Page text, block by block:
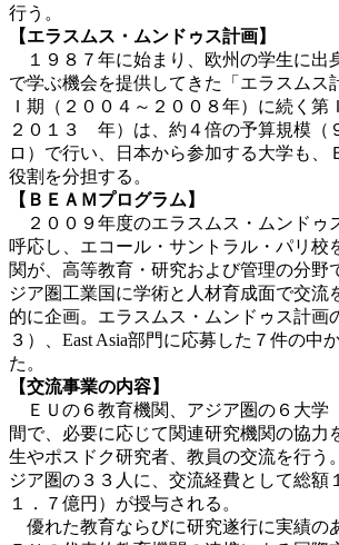
行う。
【エラスムス・ムンドゥス計画】
１９８７年に始まり、欧州の学生に出
で学ぶ機会を提供してきた「エラスムス
Ｉ期（２００４～２００８年）に続く第
２０１３ 年）は、約４倍の予算規模（
ロ）で行い、日本から参加する大学も、
役割を分担する。
【ＢＥＡＭプログラム】
２００９年度のエラスムス・ムンドゥ
呼応し、エコール・サントラル・パリ校
関が、高等教育・研究および管理の分野
ジア圏工業国に学術と人材育成面で交流
的に企画。エラスムス・ムンドゥス計画
３）、East Asia部門に応募した７件の中
た。
【交流事業の内容】
ＥＵの６教育機関、アジア圏の６大学
間で、必要に応じて関連研究機関の協力
生やポスドク研究者、教員の交流を行う
ジア圏の３３人に、交流経費として総額
１．７億円）が授与される。
優れた教育ならびに研究遂行に実績の